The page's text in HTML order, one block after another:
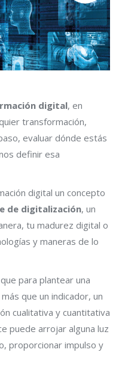
digital, en
transformación,
evaluar dónde estás
definir esa
digital un concepto
de digitalización, un
tu madurez digital o
y maneras de lo
para plantear una
que un indicador, un
cualitativa y cuantitativa
puede arrojar alguna luz
proporcionar impulso y